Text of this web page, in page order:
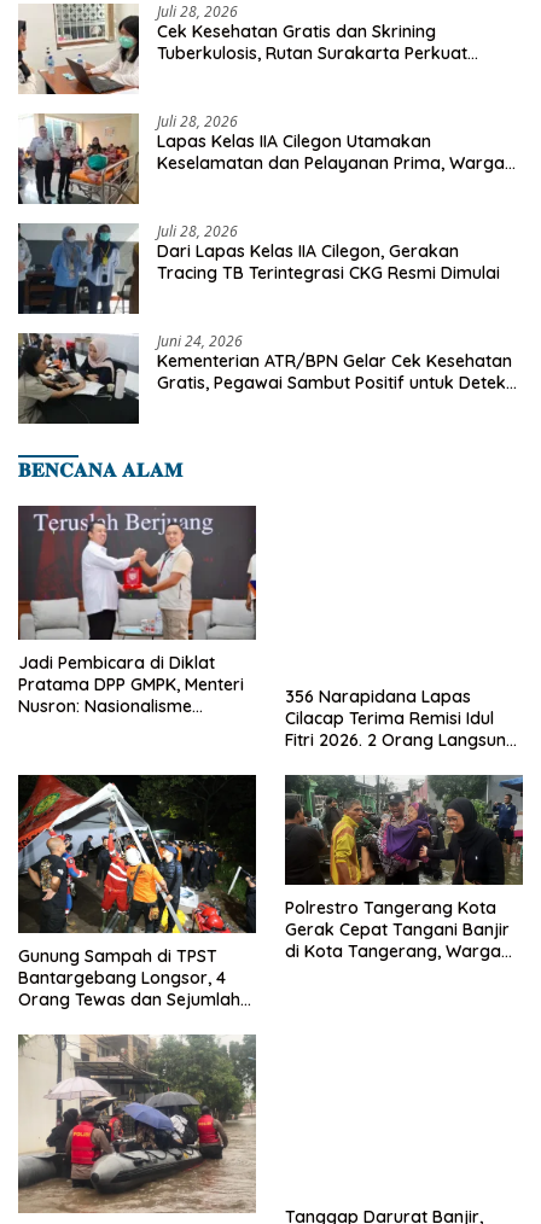
Juli 28, 2026
Cek Kesehatan Gratis dan Skrining
Tuberkulosis, Rutan Surakarta Perkuat
Juli 28, 2026
Lapas Kelas IIA Cilegon Utamakan
Keselamatan dan Pelayanan Prima, Warga
Juli 28, 2026
Dari Lapas Kelas IIA Cilegon, Gerakan
Tracing TB Terintegrasi CKG Resmi Dimulai
Juni 24, 2026
Kementerian ATR/BPN Gelar Cek Kesehatan
Gratis, Pegawai Sambut Positif untuk Deteksi
𝐁𝐄𝐍𝐂𝐀𝐍𝐀 𝐀𝐋𝐀𝐌
Jadi Pembicara di Diklat
Pratama DPP GMPK, Menteri
Nusron: Nasionalisme
356 Narapidana Lapas
Cilacap Terima Remisi Idul
Fitri 2026. 2 Orang Langsung
Gunung Sampah di TPST
Bantargebang Longsor, 4
Orang Tewas dan Sejumlah
Polrestro Tangerang Kota
Gerak Cepat Tangani Banjir
di Kota Tangerang, Warga
Tanggap Darurat Banjir,